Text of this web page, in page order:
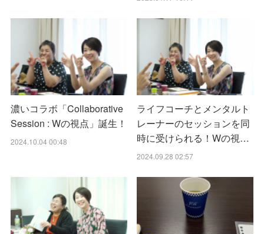
濃いコラボ「Collaborative
Session : Wの視点」誕生！
2024.10.04 00:48
ライフコーチとメンタルト
レーナーのセッションを同
時に受けられる！Wの視…
2024.09.28 02:57